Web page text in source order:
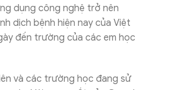
dụng công nghệ trở nên
dịch bệnh hiện nay của Việt
đến trường của các em học
và các trường học đang sử